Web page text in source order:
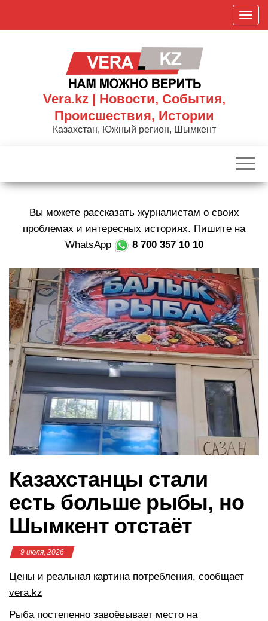
П
о
к
р
г
а
ц
и
ю
Vera.kz | Новости, События,
Происшествия, Истории
Казахстан, Южный регион, Шымкент
Вы можете рассказать журналистам о своих
проблемах и интересных историях. Пишите на
WhatsApp
8 700 357 10 10
Казахстанцы стали
есть больше рыбы, но
Шымкент отстаёт
9 июля, 2026
Цены и реальная картина потребления, сообщает
vera.kz
Рыба постепенно завоёвывает место на